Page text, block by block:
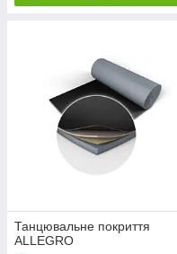
Танцювальне покриття
ALLEGRO